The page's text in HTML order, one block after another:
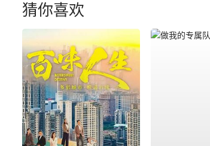
猜你喜欢